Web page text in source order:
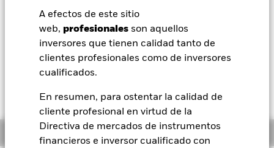
A efectos de este sitio
web, profesionales son aquellos
inversores que tienen calidad tanto de
clientes profesionales como de inversores
cualificados.
En resumen, para ostentar la calidad de
cliente profesional en virtud de la
Directiva de mercados de instrumentos
financieros e inversor cualificado con
BlackRock
iShares
Nuestra compañía
USD 0,01 (0,11%)